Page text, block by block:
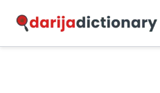
contenido